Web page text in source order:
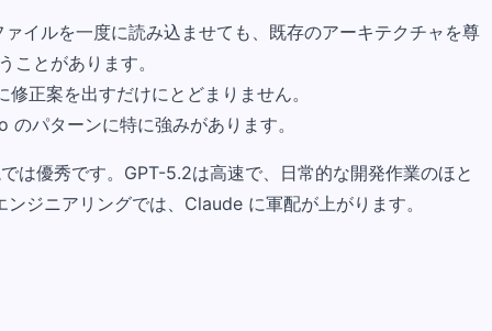
イルを一度に読み込ませても、既存のアーキテクチャを尊
とがあります。
正案を出すだけにとどまりません。
パターンに特に強みがあります。
は優秀です。GPT-5.2は高速で、日常的な開発作業のほと
ジニアリングでは、Claude に軍配が上がります。